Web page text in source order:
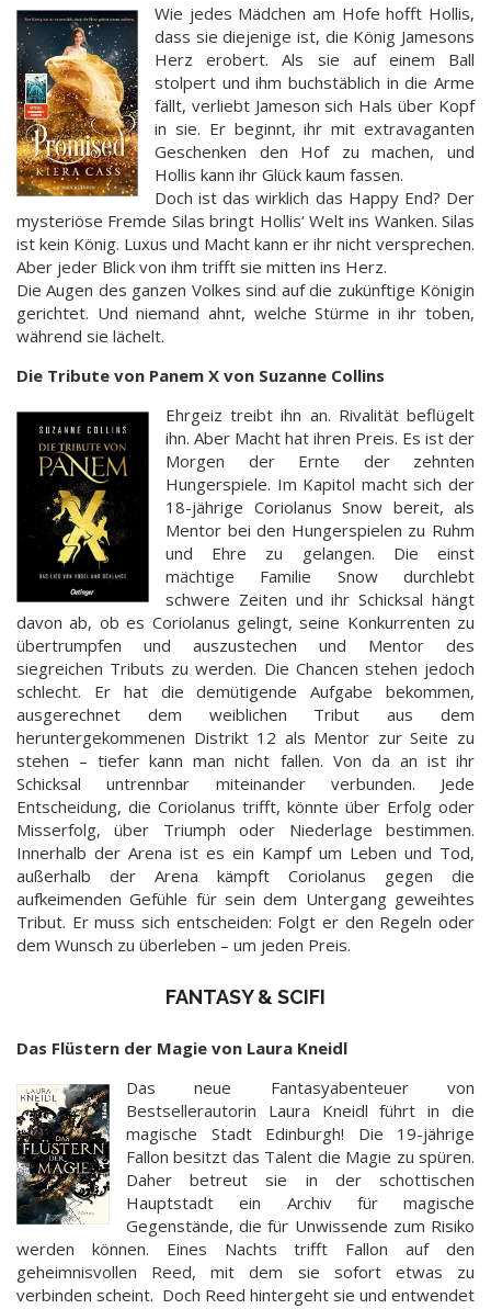
Wie jedes Mädchen am Hofe hofft Hollis,
dass sie diejenige ist, die König Jamesons
Herz erobert. Als sie auf einem Ball
stolpert und ihm buchstäblich in die Arme
fällt, verliebt Jameson sich Hals über Kopf
in sie. Er beginnt, ihr mit extravaganten
Geschenken den Hof zu machen, und
Hollis kann ihr Glück kaum fassen.
Doch ist das wirklich das Happy End? Der
mysteriöse Fremde Silas bringt Hollis‘ Welt ins Wanken. Silas
ist kein König. Luxus und Macht kann er ihr nicht versprechen.
Aber jeder Blick von ihm trifft sie mitten ins Herz.
Die Augen des ganzen Volkes sind auf die zukünftige Königin
gerichtet. Und niemand ahnt, welche Stürme in ihr toben,
während sie lächelt.
Die Tribute von Panem X von Suzanne Collins
Ehrgeiz treibt ihn an. Rivalität beflügelt
ihn. Aber Macht hat ihren Preis. Es ist der
Morgen der Ernte der zehnten
Hungerspiele. Im Kapitol macht sich der
18-jährige Coriolanus Snow bereit, als
Mentor bei den Hungerspielen zu Ruhm
und Ehre zu gelangen. Die einst
mächtige Familie Snow durchlebt
schwere Zeiten und ihr Schicksal hängt
davon ab, ob es Coriolanus gelingt, seine Konkurrenten zu
übertrumpfen und auszustechen und Mentor des
siegreichen Tributs zu werden. Die Chancen stehen jedoch
schlecht. Er hat die demütigende Aufgabe bekommen,
ausgerechnet dem weiblichen Tribut aus dem
heruntergekommenen Distrikt 12 als Mentor zur Seite zu
stehen – tiefer kann man nicht fallen. Von da an ist ihr
Schicksal untrennbar miteinander verbunden. Jede
Entscheidung, die Coriolanus trifft, könnte über Erfolg oder
Misserfolg, über Triumph oder Niederlage bestimmen.
Innerhalb der Arena ist es ein Kampf um Leben und Tod,
außerhalb der Arena kämpft Coriolanus gegen die
aufkeimenden Gefühle für sein dem Untergang geweihtes
Tribut. Er muss sich entscheiden: Folgt er den Regeln oder
dem Wunsch zu überleben – um jeden Preis.
FANTASY & SCIFI
Das Flüstern der Magie von Laura Kneidl
Das neue Fantasyabenteuer von
Bestsellerautorin Laura Kneidl führt in die
magische Stadt Edinburgh! Die 19-jährige
Fallon besitzt das Talent die Magie zu spüren.
Daher betreut sie in der schottischen
Hauptstadt ein Archiv für magische
Gegenstände, die für Unwissende zum Risiko
werden können. Eines Nachts trifft Fallon auf den
geheimnisvollen Reed, mit dem sie sofort etwas zu
verbinden scheint. Doch Reed hintergeht sie und entwendet